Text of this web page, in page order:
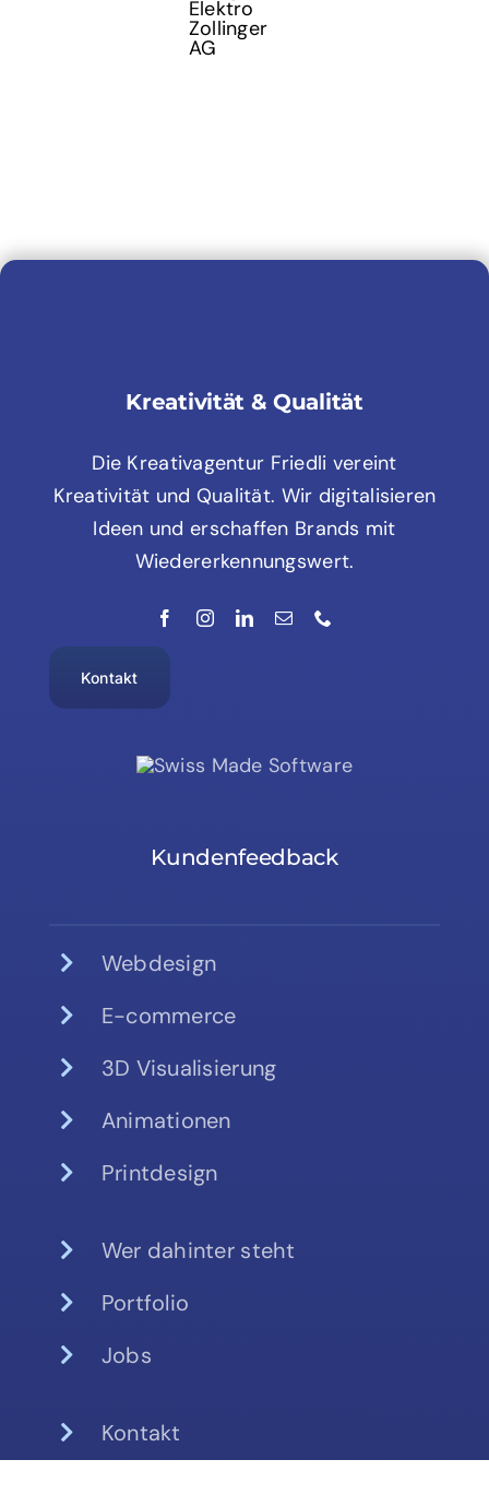
Kreativität & Qualität
Die Kreativagentur Friedli vereint
Kreativität und Qualität. Wir digitalisieren
Ideen und erschaffen Brands mit
Wiedererkennungswert.
Kontakt
Kundenfeedback
Webdesign
E-commerce
3D Visualisierung
Animationen
Printdesign
Wer dahinter steht
Portfolio
Jobs
Kontakt